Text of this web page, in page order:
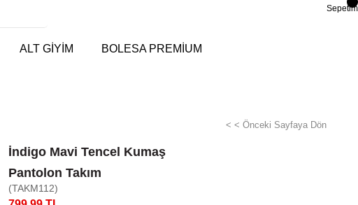
Sepetim
ALT GİYİM BOLESA PREMİUM
< < Önceki Sayfaya Dön
İndigo Mavi Tencel Kumaş
Pantolon Takım
(TAKM112)